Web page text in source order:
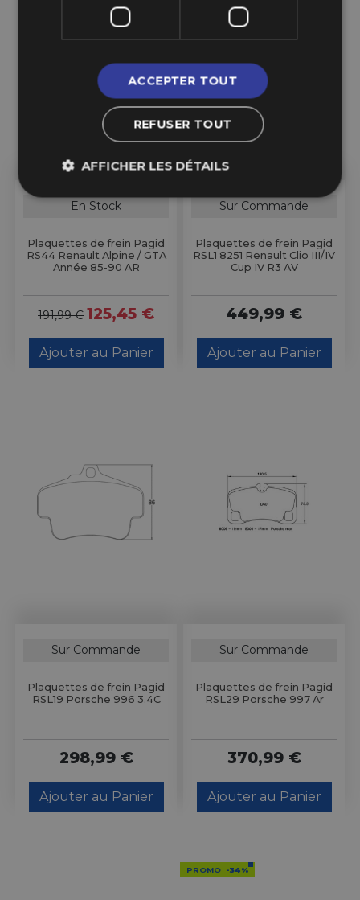
En Stock
Plaquettes de frein Pagid
RS44 Renault Alpine / GTA
Année 85-90 AR
191,99 € 125,45 €
Ajouter au Panier
Sur Commande
Plaquettes de frein Pagid
RSL1 8251 Renault Clio III/IV
Cup IV R3 AV
449,99 €
Ajouter au Panier
Sur Commande
Plaquettes de frein Pagid
RSL19 Porsche 996 3.4C
298,99 €
Ajouter au Panier
Sur Commande
Plaquettes de frein Pagid
RSL29 Porsche 997 Ar
370,99 €
Ajouter au Panier
PROMO -34%
ACCEPTER TOUT
REFUSER TOUT
AFFICHER LES DÉTAILS